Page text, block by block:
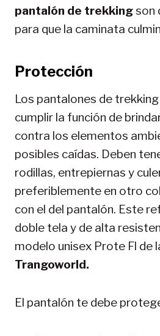
pantalón de trekkingson
para que la caminata
Protección
Los pantalones de
cumplir la función de
contra los elementos
posibles caídas. Deben
rodillas, entrepiernas y
preferiblemente en otro
con el del pantalón. Este
doble tela y de alta
modelo unisex Prote Fl de
Trangoworld.
El pantalón te debe